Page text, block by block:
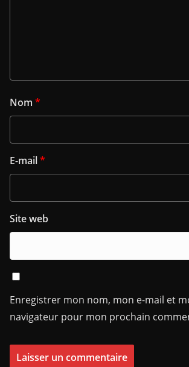
Nom *
E-mail*
Site web
Enregistrer mon nom, mon e-mail et
navigateur pour mon prochain